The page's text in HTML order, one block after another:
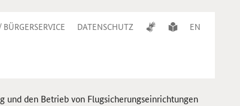
DATENSCHUTZ EN
den Betrieb von Flugsicherungseinrichtungen